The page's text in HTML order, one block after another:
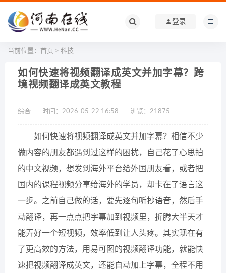
登录
当前位置： 首页 > 科技
如何快速将视频翻译成英文并加字幕？跨
境视频翻译成英文教程
综合 时间：2026-05-22 16:58 浏览： 21875
如何快速将视频翻译成英文并加字幕？相信不少
做内容的朋友都遇到过这样的困扰，自己花了心思拍
的中文视频，想发到海外平台给外国朋友看，或者把
国内的课程视频分享给海外的学员，却卡在了语言这
一步。之前自己做的话，要先逐句听抄语音，然后手
动翻译，再一点点把字幕加到视频里，折腾大半天才
能弄好一个短视频，效率低到让人头疼。其实现在有
了更高效的方法，用易可图的视频翻译功能，就能快
速把视频翻译成英文，还能自动加上字幕，全程不用